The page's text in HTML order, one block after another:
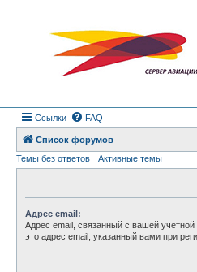
Ссылки FAQ
Список форумов
Темы без ответов
Активные темы
Адрес email:
Адрес email, связанный с вашей
это адрес email, указанный вами при